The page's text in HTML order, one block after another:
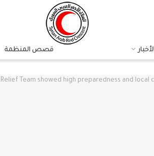
قصص المنظمة